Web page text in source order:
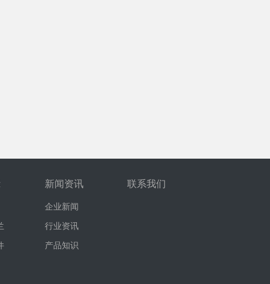
新闻资讯
企业新闻
行业资讯
产品知识
联系我们